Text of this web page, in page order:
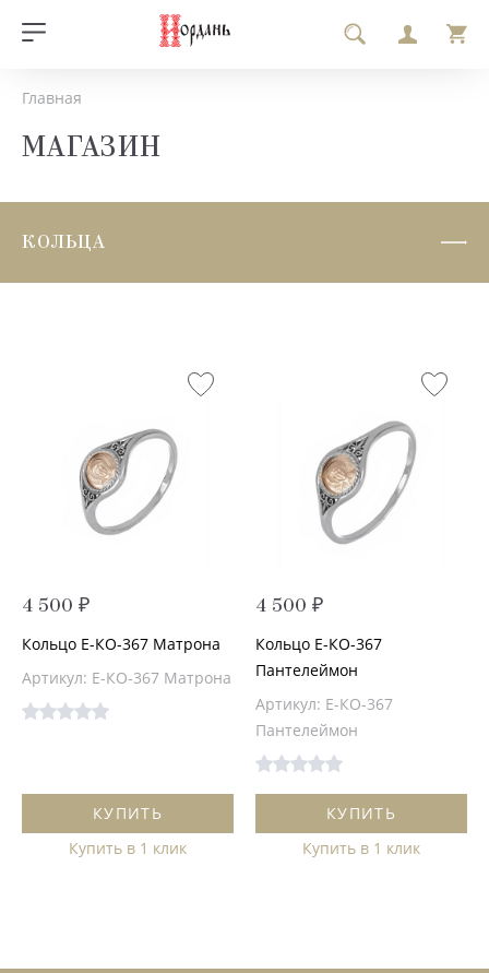
Главная
МАГАЗИН
КОЛЬЦА
4 500 ₽
Кольцо Е-КО-367 Матрона
Артикул: Е-КО-367 Матрона
КУПИТЬ
Купить в 1 клик
4 500 ₽
Кольцо Е-КО-367
Пантелеймон
Артикул: Е-КО-367
Пантелеймон
КУПИТЬ
Купить в 1 клик